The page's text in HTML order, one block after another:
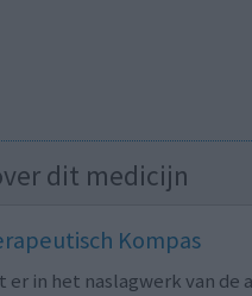
dit medicijn
Kompas
er in het naslagwerk van de